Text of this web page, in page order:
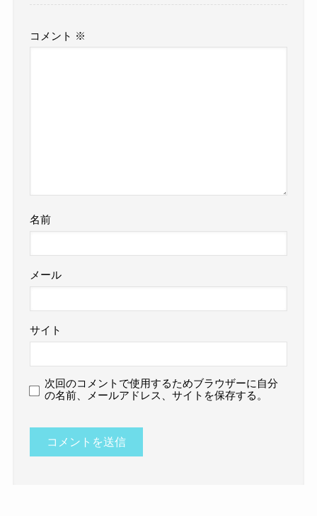
コメント ※
名前
メール
サイト
次回のコメントで使用するためブラウザーに自分
の名前、メールアドレス、サイトを保存する。